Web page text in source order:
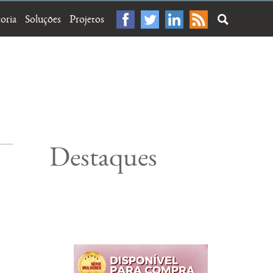
Soluções Projetos
Destaques